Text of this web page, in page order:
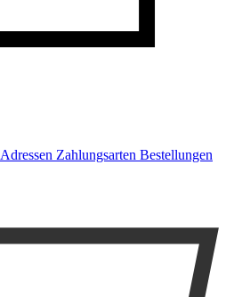
Adressen Zahlungsarten Bestellungen